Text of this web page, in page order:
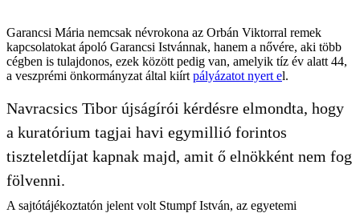
Garancsi Mária nemcsak névrokona az Orbán Viktorral remek
kapcsolatokat ápoló Garancsi Istvánnak, hanem a nővére, aki több
cégben is tulajdonos, ezek között pedig van, amelyik tíz év alatt 44,
a veszprémi önkormányzat által kiírt pályázatot nyert el.
Navracsics Tibor újságírói kérdésre elmondta, hogy
a kuratórium tagjai havi egymillió forintos
tiszteletdíjat kapnak majd, amit ő elnökként nem fog
fölvenni.
A sajtótájékoztatón jelent volt Stumpf István, az egyetemi